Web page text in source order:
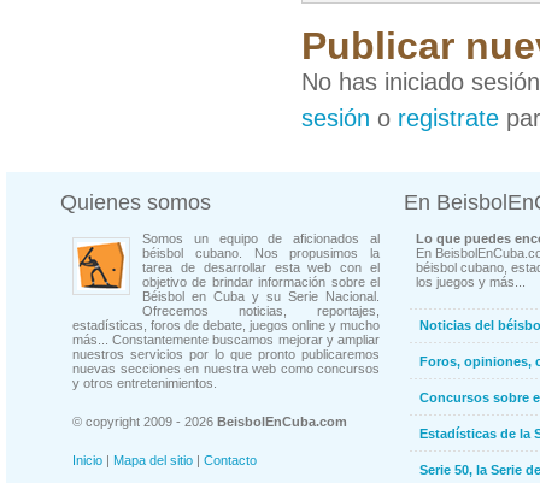
Publicar
No has iniciado
sesión o registrate
Quienes somos
Somos un equipo de aficionados al
béisbol cubano. Nos propusimos la
tarea de desarrollar esta web con el
objetivo de brindar información sobre el
Béisbol en Cuba y su Serie Nacional.
Ofrecemos noticias, reportajes,
estadísticas, foros de debate, juegos online y mucho
más... Constantemente buscamos mejorar y ampliar
nuestros servicios por lo que pronto publicaremos
nuevas secciones en nuestra web como concursos
y otros entretenimientos.
© copyright 2009 - 2026 BeisbolEnCuba.com
Inicio | Mapa del sitio | Contacto
En
Lo que puedes
En
béisbol cubano,
los juegos y más...
Noticias del
Foros, opiniones,
Concursos sobre
Estadísticas de la
Serie 50, la Serie